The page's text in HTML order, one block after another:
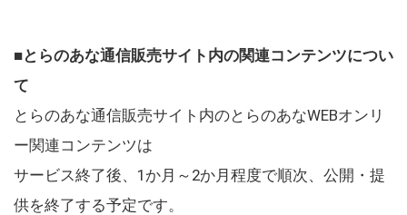
■とらのあな通信販売サイト内の関連コンテンツについ
て
とらのあな通信販売サイト内のとらのあなWEBオンリ
ー関連コンテンツは
サービス終了後、1か月～2か月程度で順次、公開・提
供を終了する予定です。